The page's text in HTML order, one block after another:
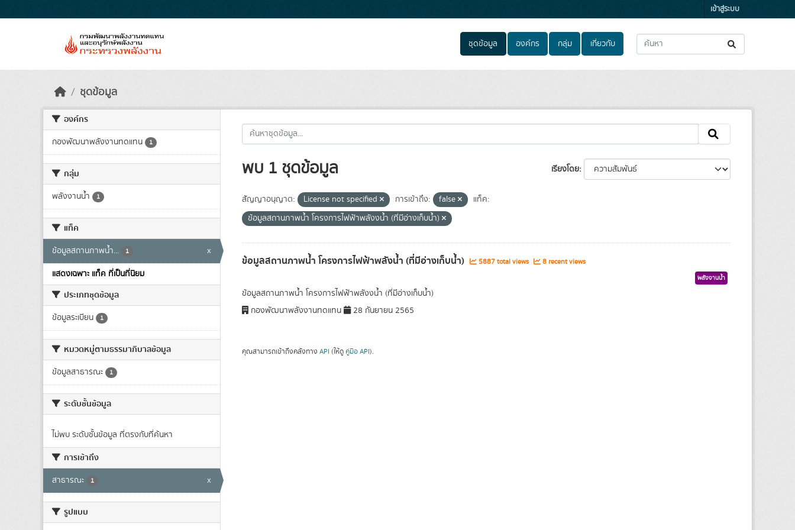
เข้าสู่ระบบ
ชุดข้อมูล องค์กร กลุ่ม เกี่ยวกับ
ชุดข้อมูล
องค์กร
กองพัฒนาพลังงานทดแทน 1
กลุ่ม
พลังงานน้ำ 1
แท็ค
ข้อมูลสถานภาพน้ำ... 1
x
แสดงเฉพาะ แท็ค ที่เป็นที่นิยม
ประเภทชุดข้อมูล
ข้อมูลระเบียน 1
หมวดหมู่ตามธรรมาภิบาลข้อมูล
ข้อมูลสาธารณะ 1
ระดับชั้นข้อมูล
ไม่พบ ระดับชั้นข้อมูล ที่ตรงกับที่ค้นหา
การเข้าถึง
สาธารณะ 1 x
รูปแบบ
เรียงโดย
พบ 1 ชุดข้อมูล
สัญญาอนุญาต: License not specified การเข้าถึง: false
แท็ค:
ข้อมูลสถานภาพน้ำ โครงการไฟฟ้าพลังงน้ำ (ที่มีอ่างเก็บน้ำ)
ข้อมูลสถานภาพน้ำ โครงการไฟฟ้าพลังน้ำ (ที่มีอ่างเก็บน้ำ) 5887 total views 8 recent views
พลังงานน้ำ
ข้อมูลสถานภาพน้ำ โครงการไฟฟ้าพลังงน้ำ (ที่มีอ่างเก็บน้ำ)
กองพัฒนาพลังงานทดแทน
28 กันยายน 2565
คุณสามารถเข้าถึงคลังทาง API (ให้ดู คู่มือ API).